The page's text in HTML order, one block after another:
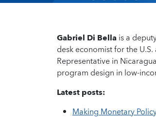
Gabriel Di Bellais a
desk economist for the
Representative in
program design in low-
Latest posts:
Making Monetary